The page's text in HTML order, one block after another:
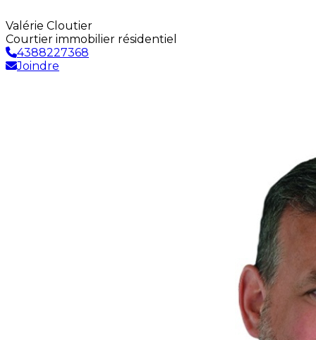
Valérie Cloutier
Courtier immobilier résidentiel
4388227368
Joindre